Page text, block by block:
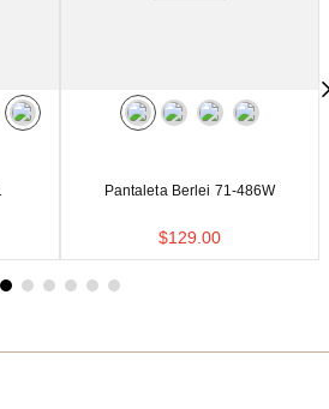
Pantaleta Berlei 71-486W
$129 .00